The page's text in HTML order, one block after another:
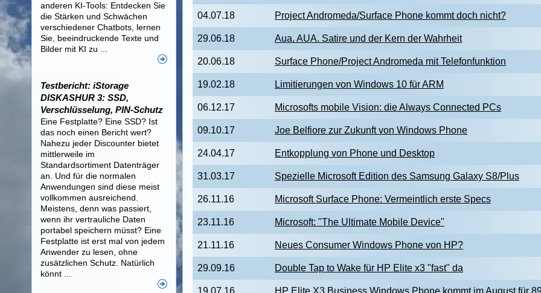
04.07.18 Project Andromeda/Surface Phone kommt doch nicht?
29.06.18 Aua. AUA. Satire und der Kern der Wahrheit
20.06.18 Surface Phone/Project Andromeda mit Telefonfunktion
19.02.18 Limitierungen von Windows 10 für ARM
06.12.17 Microsofts mobile Vision: die Always Connected PCs
09.10.17 Joe Belfiore zur Zukunft von Windows Phone
24.04.17 Entkopplung von Phone und Desktop
31.03.17 Spezielle Microsoft Edition des Samsung Galaxy S8/Plus
26.11.16 Microsoft Surface Phone: Vermeintlich erste Specs
23.11.16 Microsoft: "The Ultimate Mobile Device"
21.11.16 Neues Consumer Windows Phone von HP?
29.09.16 Double Tap to Wake für HP Elite x3 "fast" da
19.07.16 HP Elite X3 Business Windows Phone kommt im August für
anderen KI-Tools: Entdecken Sie
die Stärken und Schwächen
verschiedener Chatbots, lernen
Sie, beeindruckende Texte und
Bilder mit KI zu ...
Testbericht: iStorage
DISKASHUR 3: SSD,
Verschlüsselung, PIN-Schutz
Eine Festplatte? Eine SSD? Ist
das noch einen Bericht wert?
Nahezu jeder Discounter bietet
mittlerweile im
Standardsortiment Datenträger
an. Und für die normalen
Anwendungen sind diese meist
vollkommen ausreichend.
Meistens, denn was passiert,
wenn ihr vertrauliche Daten
portabel speichern müsst? Eine
Festplatte ist erst mal von jedem
Anwender zu lesen, ohne
zusätzlichen Schutz. Natürlich
könnt ...